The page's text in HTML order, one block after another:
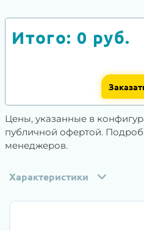
Итого: 0 руб.
Цены, указанные в
публичной офертой.
менеджеров.
Характеристики